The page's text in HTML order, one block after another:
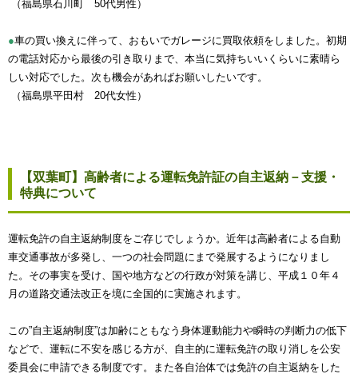
（福島県石川町 50代男性）
●車の買い換えに伴って、おもいでガレージに買取依頼をしました。初期
の電話対応から最後の引き取りまで、本当に気持ちいいくらいに素晴ら
しい対応でした。次も機会があればお願いしたいです。
（福島県平田村 20代女性）
【双葉町】高齢者による運転免許証の自主返納－支援・
特典について
運転免許の自主返納制度をご存じでしょうか。近年は高齢者による自動
車交通事故が多発し、一つの社会問題にまで発展するようになりまし
た。その事実を受け、国や地方などの行政が対策を講じ、平成１０年４
月の道路交通法改正を境に全国的に実施されます。
この”自主返納制度”は加齢にともなう身体運動能力や瞬時の判断力の低下
などで、運転に不安を感じる方が、自主的に運転免許の取り消しを公安
委員会に申請できる制度です。また各自治体では免許の自主返納をした